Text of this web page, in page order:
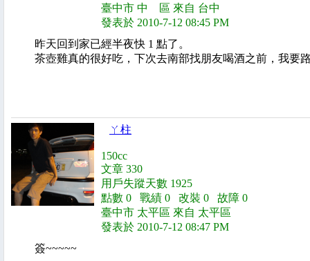
臺中市 中 區 來自 台中
發表於 2010-7-12 08:45 PM
昨天回到家已經半夜快 1 點了。
茶壺雞真的很好吃，下次去南部找朋友喝酒之前，我要
ㄚ柱
150cc
文章 330
用戶失蹤天數 1925
點數 0 戰績 0 改裝 0 故障 0
臺中市 太平區 來自 太平區
發表於 2010-7-12 08:47 PM
簽~~~~~